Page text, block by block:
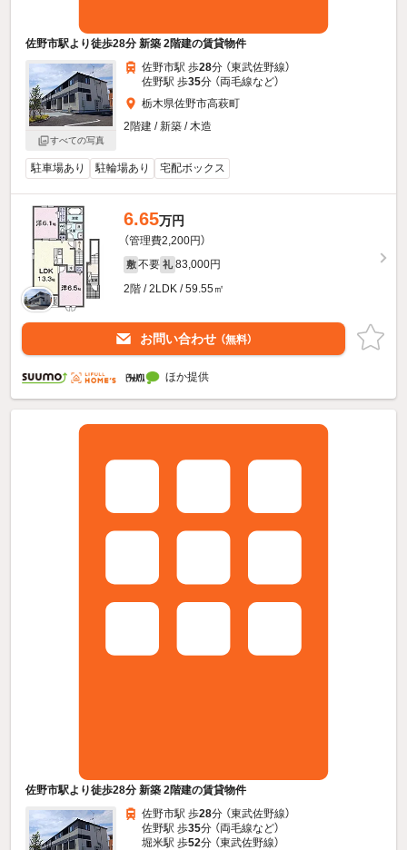
佐野市駅より徒歩28分 新築 2階建の賃貸物件
すべての写真
佐野市駅 歩28分 （東武佐野線）
佐野駅 歩35分 （両毛線など）
栃木県佐野市高萩町
2階建 / 新築 / 木造
駐車場あり 駐輪場あり 宅配ボックス
6.65万円
（管理費2,200円）
敷 不要 礼 83,000円
2階 / 2LDK / 59.55㎡
お問い合わせ （無料）
ほか提供
佐野市駅より徒歩28分 新築 2階建の賃貸物件
佐野市駅 歩28分 （東武佐野線）
佐野駅 歩35分 （両毛線など）
堀米駅 歩52分 （東武佐野線）